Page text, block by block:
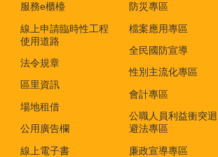
服務e櫃檯
線上申請臨時性工程
使用道路
法令規章
區里資訊
場地租借
公用廣告欄
線上電子書
防災專區
檔案應用專區
全民國防宣導
性別主流化專區
會計專區
公職人員利益衝突迴
避法專區
廉政宣導專區